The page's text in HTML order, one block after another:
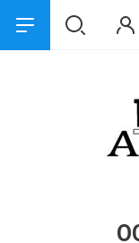
Сервис и